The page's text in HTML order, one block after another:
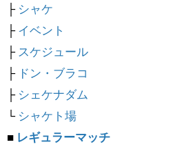
├ シャケ
├イベント
├スケジュール
├ ドン・ブラコ
├ シェケナダム
└ シャケト場
■ レギュラーマッチ